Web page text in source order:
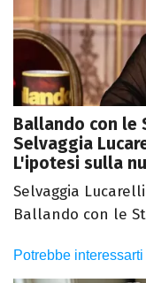
Ballando con
Selvaggia
L'ipotesi sulla
Selvaggia
Ballando con le